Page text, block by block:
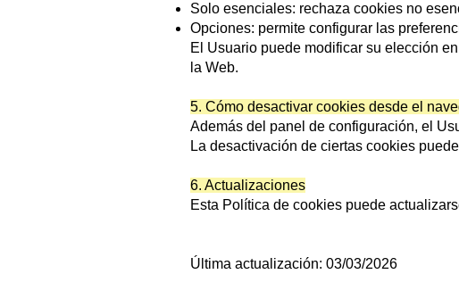
Solo esenciales: rechaza cookies no
Opciones: permite configurar las
El Usuario puede modificar su elección
la Web.
5. Cómo desactivar cookies desde el
Además del panel de configuración, el
La desactivación de ciertas cookies
6. Actualizaciones
Esta Política de cookies puede
Última actualización: 03/03/2026